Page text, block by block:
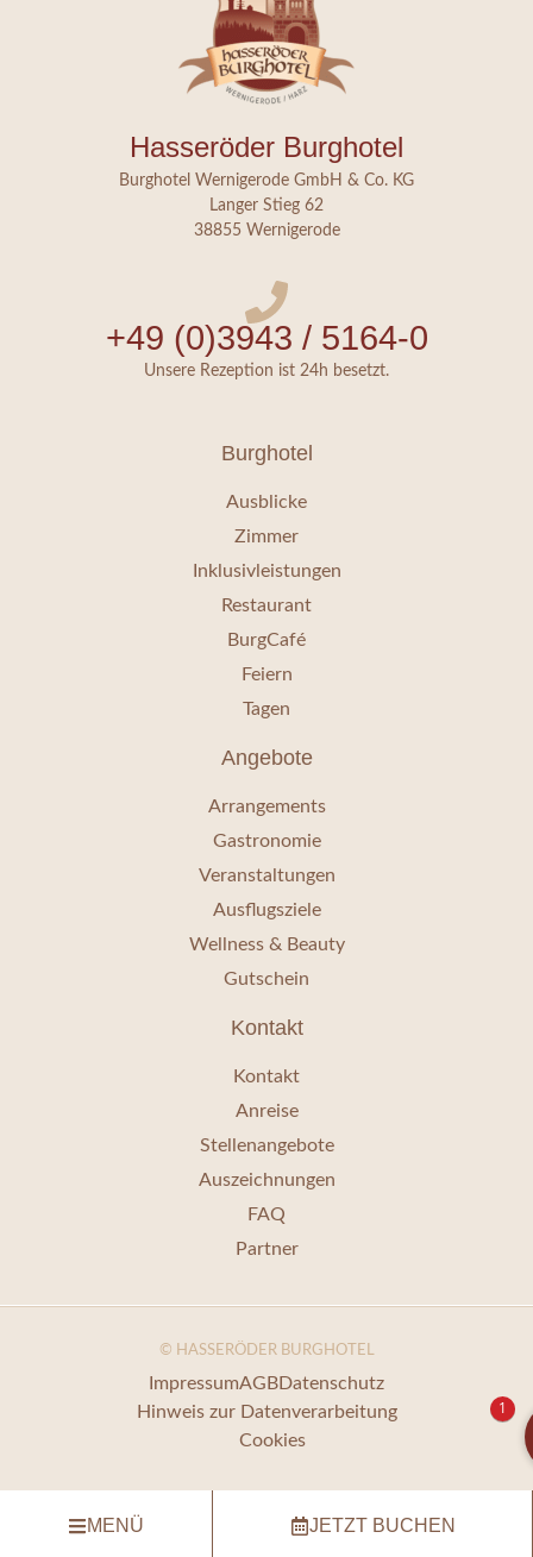
Hasseröder Burghotel
Burghotel Wernigerode GmbH & Co. KG
Langer Stieg 62
38855 Wernigerode
+49 (0)3943 / 5164-0
Unsere Rezeption ist 24h besetzt.
Burghotel
Ausblicke
Zimmer
Inklusivleistungen
Restaurant
BurgCafé
Feiern
Tagen
Angebote
Arrangements
Gastronomie
Veranstaltungen
Ausflugsziele
Wellness & Beauty
Gutschein
Kontakt
Kontakt
Anreise
Stellenangebote
Auszeichnungen
FAQ
Partner
© HASSERÖDER BURGHOTEL
ImpressumAGBDatenschutz
Hinweis zur Datenverarbeitung
Cookies
MENÜ JETZT BUCHEN
1